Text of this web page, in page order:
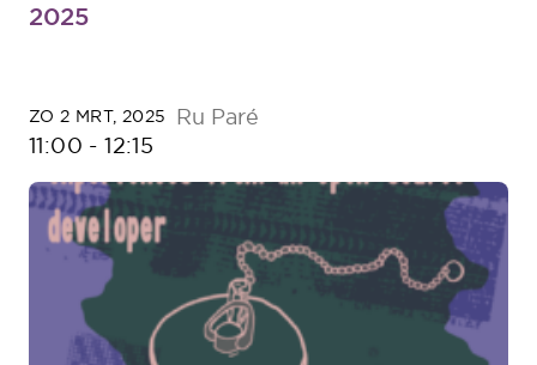
2025
ZO 2 MRT, 2025
11:00 -12:15
Ru Paré